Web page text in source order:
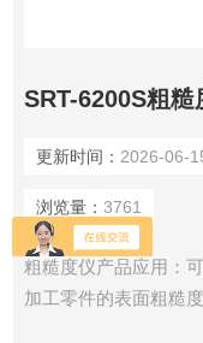
SRT-6200S粗糙
更新时间： 2026-06-
浏览量： 3761
粗糙度仪产品应用：
加工零件的表面粗糙